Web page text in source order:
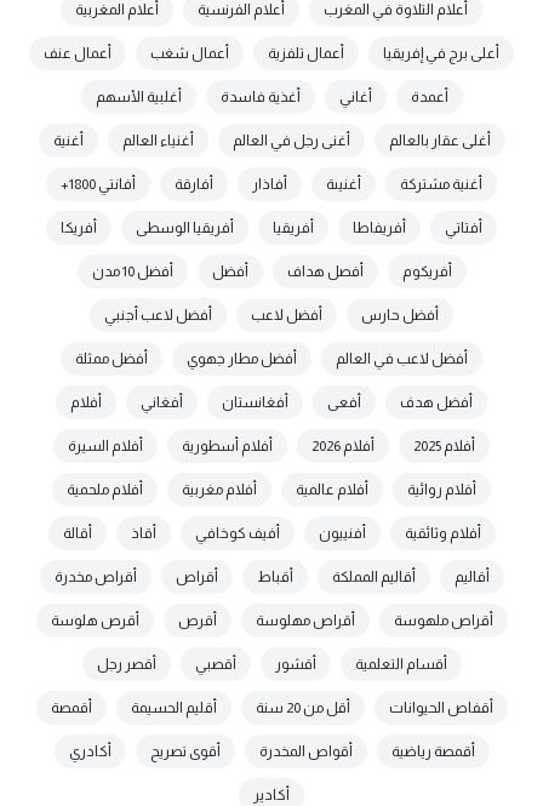
أعلام التلاوة في المغرب أعلام الفرنسية أعلام المغربية
أعلى برج في إفريقيا أعمال تلفزية أعمال شغب أعمال عنف
أعمدة أغاني أغذية فاسدة أغلبية الأسهم
أغلى عقار بالعالم أغنى رجل في العالم أغنياء العالم أغنية
أغنية مشتركة أغنيىة أفاذار أفارقة أفانتي 1800+
أفتاتي أفريفاطا أفريقيا أفريقيا الوسطى أفريكا
أفريكوم أفصل هداف أفضل أفضل 10 مدن
أفضل حارس أفضل لاعب أفضل لاعب أجنبي
أفضل لاعب في العالم أفضل مطار جهوي أفضل ممثلة
أفضل هدف أفعى أفغانستان أفغاني أفلام
أفلام 2025 أفلام 2026 أفلام أسطورية أفلام السيرة
أفلام روائية أفلام عالمية أفلام مغربية أفلام ملحمية
أفلام وثائقية أفنييون أفيف كوخافي أقاذ أقالة
أقاليم أقاليم المملكة أقباط أقراص أقراص مخدرة
أقراص ملهوسة أقراص مهلوسة أقرص أقرص هلوسة
أقسام التعلمية أقشور أقصبي أقصر رجل
أقفاص الحيوانات أقل من 20 سنة أقليم الحسيمة أقمصة
أقمصة رياضية أقواص المخدرة أقوى تصريح أكادري
أكادير